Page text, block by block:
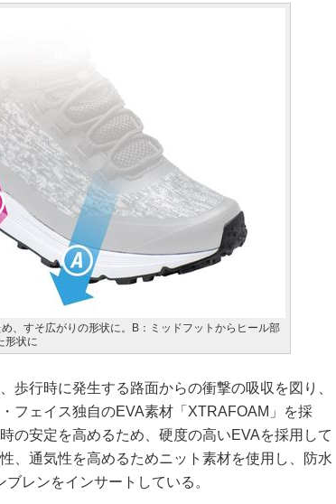
、すそ広がりの形状に。B：ミッドフットからヒール部
形状に
歩行時に発生する路面からの衝撃の吸収を図り、
フェイス独自のEVA素材「XTRAFOAM」を採
の安定を高めるため、硬度の高いEVAを採用して
、通気性を高めるためニット素材を使用し、防水
レンをインサートしている。